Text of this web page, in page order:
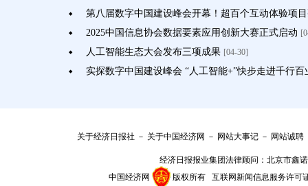
◆ 第八届数字中国建设峰会开幕！超百个互动体验项
◆ 2025中国信息协会数据要素应用创新大赛正式启动
◆ 人工智能生态大会发布三项成果 [04-30]
◆ 实探数字中国建设峰会 “人工智能+”快步走进千行百
关于经济日报社 － 关于中国经济网 － 网站大事记 － 网站诚聘
经济日报报业集团法律顾问： 北京市鑫
中国经济网
版权所有 互联网新闻信息服务许可